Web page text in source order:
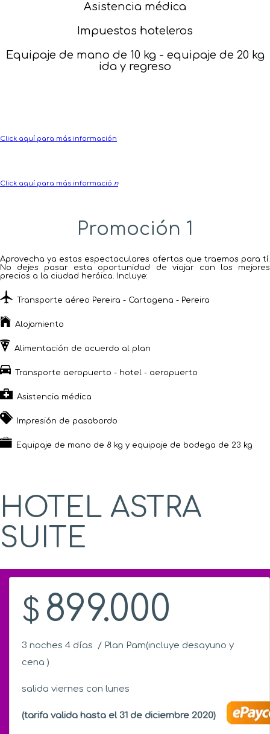
Asistencia médica
Impuestos hoteleros
Equipaje de mano de 10 kg - equipaje de 20 kg
ida y regreso
Click aquí para más información
Click aquí para más informació n
Promoción 1
Aprovecha ya estas espectaculares ofertas que traemos para tí.
No dejes pasar esta oportunidad de viajar con los mejores
precios a la ciudad heróica. Incluye:
Transporte aéreo Pereira - Cartagena - Pereira
Alojamiento
Alimentación de acuerdo al plan
Transporte aeropuerto - hotel - aeropuerto
Asistencia médica
Impresión de pasabordo
Equipaje de mano de 8 kg y equipaje de bodega de 23 kg
HOTEL ASTRA
SUITE
$ 899.000
3 noches 4 días / Plan Pam(incluye desayuno y
cena )
salida viernes con lunes
(tarifa valida hasta el 31 de diciembre 2020)